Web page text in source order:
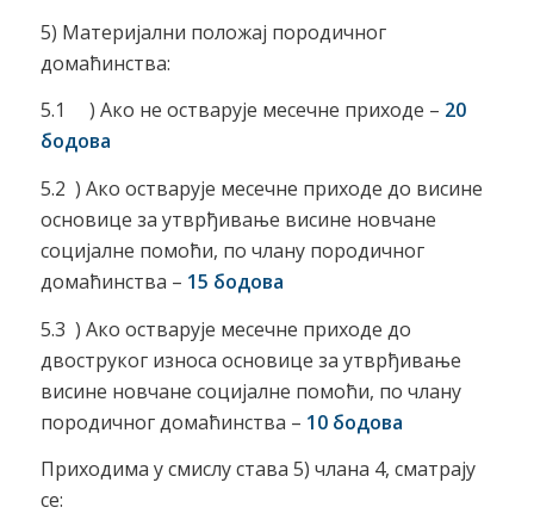
5) Материјални положај породичног
домаћинства:
5.1 ) Ако не остварује месечне приходе – 20
бодова
5.2 ) Ако остварује месечне приходе до висине
основице за утврђивање висине новчане
социјалне помоћи, по члану породичног
домаћинства – 15 бодова
5.3 ) Ако остварује месечне приходе до
двоструког износа основице за утврђивање
висине новчане социјалне помоћи, по члану
породичног домаћинства – 10 бодова
Приходима у смислу става 5) члана 4, сматрају
се: